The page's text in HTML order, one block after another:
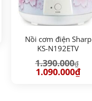
Nồi cơm điện Sharp
KS-N192ETV
1.390.000₫
Giá
gốc
1.090.000₫Giá